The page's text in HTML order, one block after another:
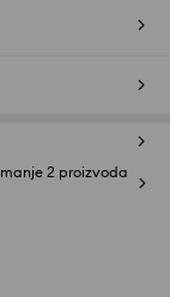
2 proizvoda